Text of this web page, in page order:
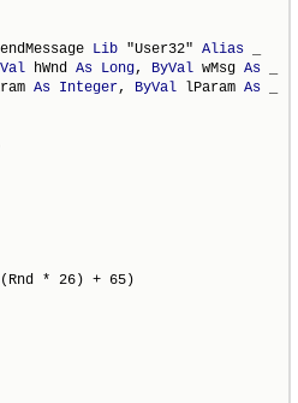
Lib "User32" Alias
hWnd As Long, ByVal wMsg As
As Integer, ByVal lParam As
* 26) + 65)